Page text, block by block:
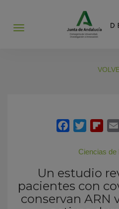
Abrir
Ciencias de
Un estudio
pacientes con
conservan ARN